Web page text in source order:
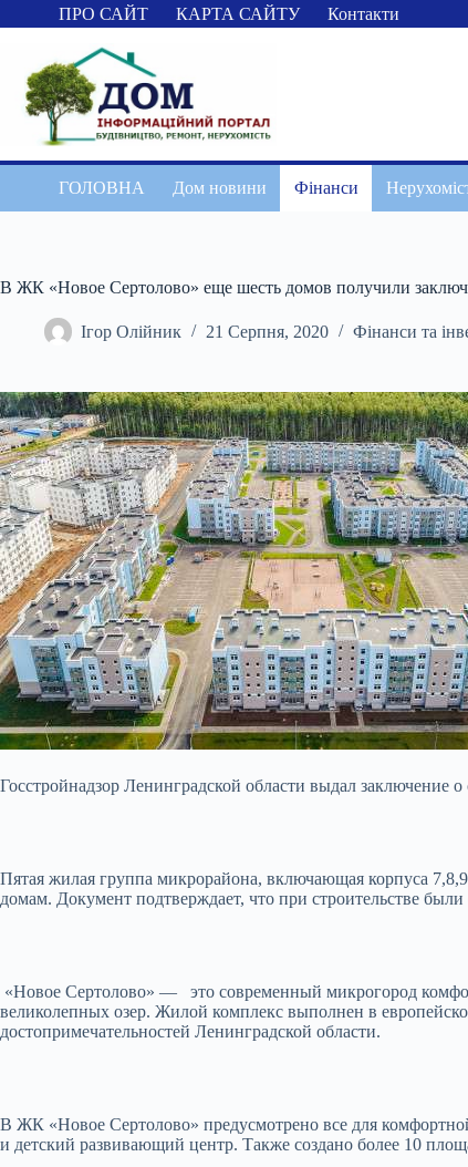
Перейти
до
ПРО САЙТ КАРТА САЙТУ Контакти
ГОЛОВНА Дом новини Фінанси
В ЖК «Новое Сертолово» еще шесть домов получили
Ігор Олійник 21 Серпня, 2020 Фінанси та
Госстройнадзор Ленинградской области выдал
Пятая жилая группа микрорайона, включающая корпуса
домам. Документ подтверждает, что при строительстве
«Новое Сертолово» — это современный микрогород
великолепных озер. Жилой комплекс выполнен в
достопримечательностей Ленинградской области.
В ЖК «Новое Сертолово» предусмотрено все для
и детский развивающий центр. Также создано более 10